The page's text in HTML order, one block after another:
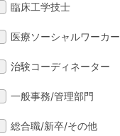
臨床工学技士
医療ソーシャルワーカー
治験コーディネーター
一般事務/管理部門
総合職/新卒/その他